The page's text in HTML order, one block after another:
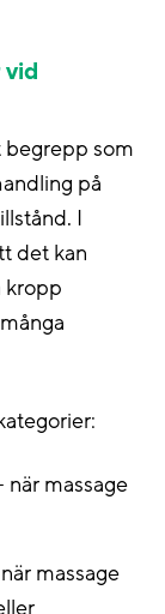
begrepp som
på
I
det kan
kropp
när massage
massage